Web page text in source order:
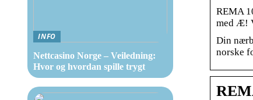
REMA
med Æ!
Din
norske
INFO
Nettcasino Norge – Veiledning:
Hvor og hvordan spille trygt